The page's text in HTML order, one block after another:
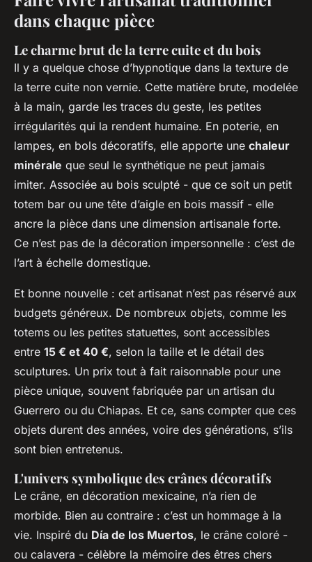
dans chaque pièce
Le charme brut de la terre cuite et du bois
Il y a quelque chose d’hypnotique dans la texture de
la terre cuite non vernie. Cette matière brute, modelée
à la main, garde les traces du geste, les petites
irrégularités qui la rendent humaine. En poterie, en
lampes, en bols décoratifs, elle apporte une chaleur
minérale que seul le synthétique ne peut jamais
imiter. Associée au bois sculpté - que ce soit un petit
totem bar ou une tête d’aigle en bois massif - elle
ancre la pièce dans une dimension artisanale forte.
Ce n’est pas de la décoration impersonnelle : c’est de
l’art à échelle domestique.
Et bonne nouvelle : cet artisanat n’est pas réservé aux
budgets généreux. De nombreux objets, comme les
totems ou les petites statuettes, sont accessibles
entre 15 € et 40 €, selon la taille et le détail des
sculptures. Un prix tout à fait raisonnable pour une
pièce unique, souvent fabriquée par un artisan du
Guerrero ou du Chiapas. Et ce, sans compter que ces
objets durent des années, voire des générations, s’ils
sont bien entretenus.
L'univers symbolique des crânes décoratifs
Le crâne, en décoration mexicaine, n’a rien de
morbide. Bien au contraire : c’est un hommage à la
vie. Inspiré du Día de los Muertos, le crâne coloré -
ou calavera - célèbre la mémoire des êtres chers